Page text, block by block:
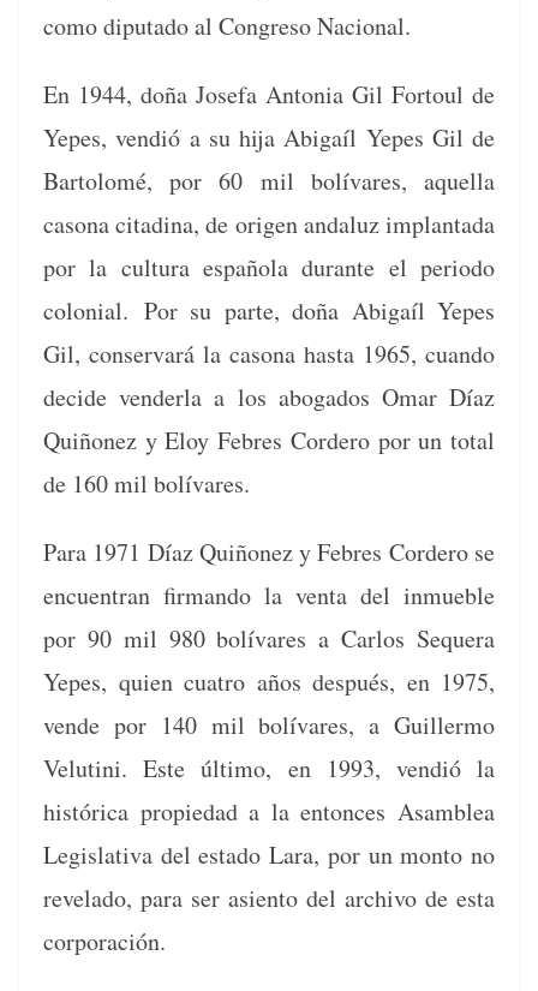
como diputa­do al Con­gre­so Nacional.
En 1944, doña Jose­fa Anto­nia Gil For­toul de
Yepes, vendió a su hija Abi­gaíl Yepes Gil de
Bar­tolomé, por 60 mil bolí­vares, aque­l­la
casona citad­i­na, de ori­gen andaluz implan­ta­da
por la cul­tura españo­la durante el peri­o­do
colo­nial. Por su parte, doña Abi­gaíl Yepes
Gil, con­ser­vará la casona has­ta 1965, cuan­do
decide vender­la a los abo­ga­dos Omar Díaz
Quiñonez y Eloy Febres Cordero por un total
de 160 mil bolívares.
Para 1971 Díaz Quiñonez y Febres Cordero se
encuen­tran fir­man­do la ven­ta del inmue­ble
por 90 mil 980 bolí­vares a Car­los Sequera
Yepes, quien cua­tro años después, en 1975,
vende por 140 mil bolí­vares, a Guiller­mo
Velu­ti­ni. Este últi­mo, en 1993, vendió la
históri­ca propiedad a la entonces Asam­blea
Leg­isla­ti­va del esta­do Lara, por un mon­to no
rev­e­la­do, para ser asien­to del archi­vo de esta
corporación.